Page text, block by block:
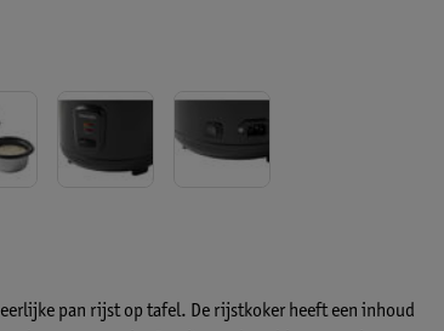
pan rijst op tafel. De rijstkoker heeft een inhoud